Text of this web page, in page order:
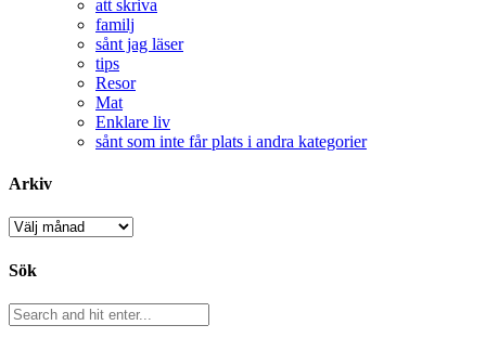
att skriva
familj
sånt jag läser
tips
Resor
Mat
Enklare liv
sånt som inte får plats i andra kategorier
Arkiv
Arkiv
Sök